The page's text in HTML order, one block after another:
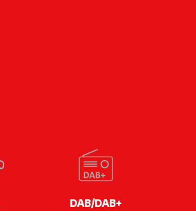
DAB/DAB+